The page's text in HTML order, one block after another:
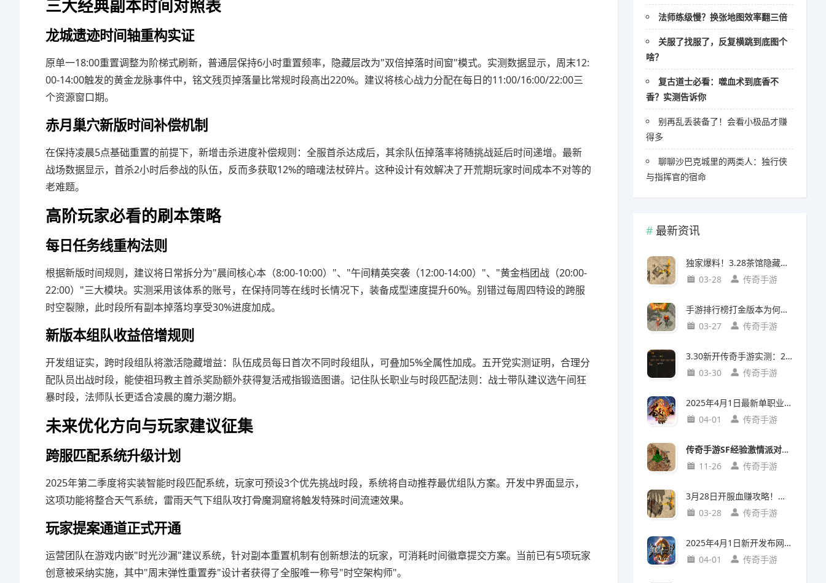
三大经典副本时间对照表
龙城遗迹时间轴重构实证
原单一18:00重置调整为阶梯式刷新，普通层保持6小时重置频率，隐藏层改为"双倍掉落时间窗"模式。实测数据显示，周末12:
00-14:00触发的黄金龙脉事件中，铭文残页掉落量比常规时段高出220%。建议将核心战力分配在每日的11:00/16:00/22:00三
个资源窗口期。
赤月巢穴新版时间补偿机制
在保持凌晨5点基础重置的前提下，新增击杀进度补偿规则：全服首杀达成后，其余队伍掉落率将随挑战延后时间递增。最新
战场数据显示，首杀2小时后参战的队伍，反而多获取12%的暗魂法杖碎片。这种设计有效解决了开荒期玩家时间成本不对等的
老难题。
高阶玩家必看的刷本策略
每日任务线重构法则
根据新版时间规则，建议将日常拆分为"晨间核心本（8:00-10:00）"、"午间精英突袭（12:00-14:00）"、"黄金档团战（20:00-
22:00）"三大模块。实测采用该体系的账号，在保持同等在线时长情况下，装备成型速度提升60%。别错过每周四特设的跨服
时空裂隙，此时段所有副本掉落均享受30%进度加成。
新版本组队收益倍增规则
开发组证实，跨时段组队将激活隐藏增益：队伍成员每日首次不同时段组队，可叠加5%全属性加成。五开党实测证明，合理分
配队员出战时段，能使祖玛教主首杀奖励额外获得复活戒指锻造图谱。记住队长职业与时段匹配法则：战士带队建议选午间狂
暴时段，法师队长更适合凌晨的魔力潮汐期。
未来优化方向与玩家建议征集
跨服匹配系统升级计划
2025年第二季度将实装智能时段匹配系统，玩家可预设3个优先挑战时段，系统将自动推荐最优组队方案。开发中界面显示，
这项功能将整合天气系统，雷雨天气下组队攻打骨魔洞窟将触发特殊时间流速效果。
玩家提案通道正式开通
运营团队在游戏内嵌"时光沙漏"建议系统，针对副本重置机制有创新想法的玩家，可消耗时间徽章提交方案。当前已有5项玩家
创意被采纳实施，其中"周末弹性重置券"设计者获得了全服唯一称号"时空架构师"。
法师练级慢？换张地图效率翻三倍
关服了找服了，反复横跳到底图个
啥？
复古道士必看：噬血术到底香不
香？实测告诉你
别再乱丢装备了！会看小极品才赚
得多
聊聊沙巴克城里的两类人：独行侠
与指挥官的宿命
最新资讯
独家爆料！3.28茶馆隐藏任务出8阶装（附坐标/对话/强化指南）
03-28
传奇手游
手游排行榜打金版本为何爆火？玩家真实需求与版本价值解析
03-27
传奇手游
3.30新开传奇手游实测：20级入帮派必做任务攻略
03-30
传奇手游
2025年4月1日最新单职业传奇手游《苍天火龙》20级法师地图攻略！
04-01
传奇手游
传奇手游SF经验激情派对参加门槛解析：入门攻略+亮点玩法
11-26
传奇手游
3月28日开服血赚攻略！手游新开服中草药店隐藏任务，首日炼丹赚20万铜币
03-28
传奇手游
2025年4月1日新开发布网首发！《沉默三金》手游实测：三小时从萌新到沙城主
04-01
传奇手游